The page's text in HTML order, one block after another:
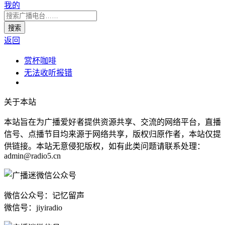
我的
返回
赏杯咖啡
无法收听报错
关于本站
本站旨在为广播爱好者提供资源共享、交流的网络平台，直播
信号、点播节目均来源于网络共享，版权归原作者，本站仅提
供链接。本站无意侵犯版权，如有此类问题请联系处理：
admin@radio5.cn
微信公众号：记忆留声
微信号：jiyiradio